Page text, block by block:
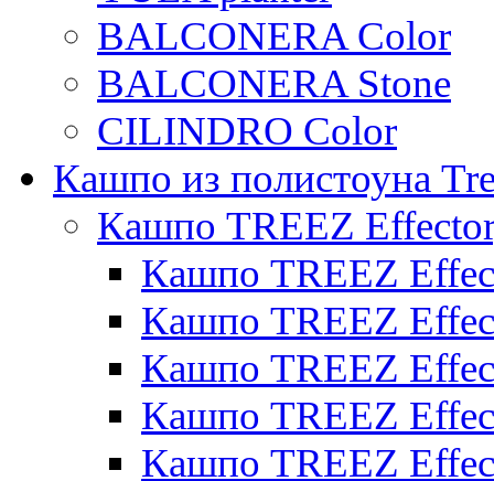
BALCONERA Color
BALCONERA Stone
CILINDRO Color
Кашпо из полистоуна
Кашпо TREEZ
Кашпо TREEZ
Кашпо TREEZ
Кашпо TREEZ
Кашпо TREEZ
Кашпо TREEZ